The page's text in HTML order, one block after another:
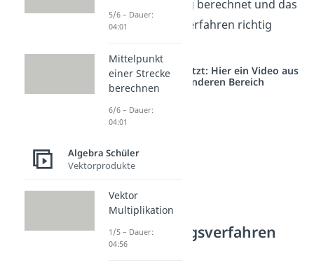
Lösung richtig berechnet und das
Einsetzungsverfahren richtig
Studyflix vernetzt: Hier ein Video aus
einem anderen Bereich
Einsetzungsverfahren
Übungen
5/6 – Dauer:
04:01
Mittelpunkt
einer Strecke
berechnen
6/6 – Dauer:
04:01
Algebra Schüler
Vektorprodukte
Vektor
Multiplikation
1/5 – Dauer:
04:56